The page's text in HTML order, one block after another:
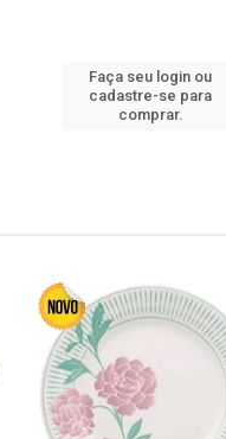
Faça seu login ou
cadastre-se para
comprar.